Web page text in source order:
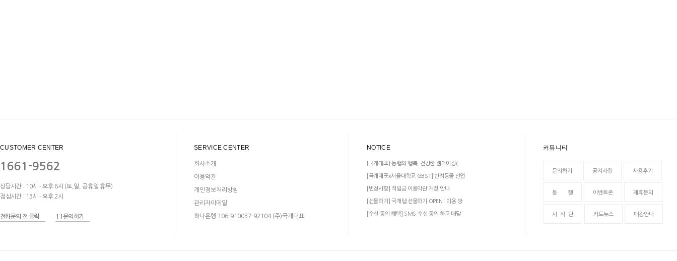
CUSTOMER CENTER
1661-9562
상담시간 : 10시 - 오후 6시 (토,일, 공휴일 휴무)
점심시간 : 13시 - 오후 2시
전화문의 전 클릭 1:1문의하기
SERVICE CENTER
회사소개
이용약관
개인정보처리방침
관리자이메일
하나은행 106-910037-92104 (주)국개대표
NOTICE
[국개대표] 동행의 행복, 건강한 웰에이징(
[국개대표x서울대학교 GBST] 반려동물 산업
[변경사항] 적립금 이용약관 개정 안내
[선물하기] 국개템 선물하기 OPEN! 이용 방
[수신 동의 혜택] SMS 수신 동의 하고 매달
커뮤니티
문의하기 공지사항 사용후기
동 행 이벤트존 제휴문의
시 식 단 카드뉴스 매장안내